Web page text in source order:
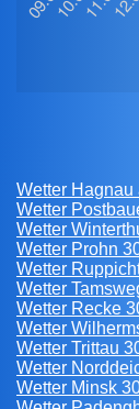
Wetter
Wetter
Wetter
Wetter Prohn
Wetter
Wetter
Wetter Recke
Wetter
Wetter Trittau
Wetter
Wetter Minsk